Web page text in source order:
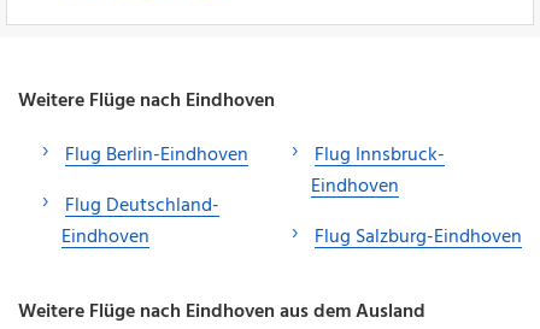
Weitere Flüge nach Eindhoven
Flug Berlin-Eindhoven
Flug Deutschland-
Eindhoven
Flug Innsbruck-
Eindhoven
Flug Salzburg-Eindhoven
Weitere Flüge nach Eindhoven aus dem Ausland